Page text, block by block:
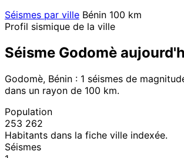
Séismes par ville Bénin 100 km
Profil sismique de la ville
Séisme Godomè
Godomè, Bénin : 1 séismes de
dans un rayon de 100 km.
Population
253 262
Habitants dans la fiche ville indexée.
Séismes